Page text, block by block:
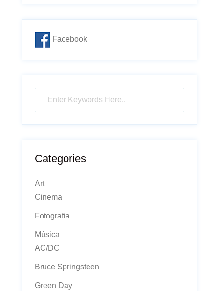
Facebook
Categories
Art
Cinema
Fotografia
Música
AC/DC
Bruce Springsteen
Green Day